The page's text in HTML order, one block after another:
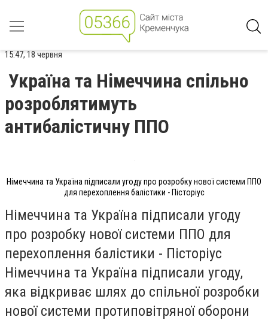
15:47, 18 червня
Україна та Німеччина спільно
розроблятимуть
антибалістичну ППО
Німеччина та Україна підписали угоду про розробку нової системи ППО
для перехоплення балістики - Пісторіус
Німеччина та Україна підписали угоду
про розробку нової системи ППО для
перехоплення балістики - Пісторіус
Німеччина та Україна підписали угоду,
яка відкриває шлях до спільної розробки
нової системи протиповітряної оборони